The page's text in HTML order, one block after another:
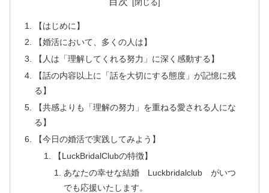
【はじめに】
【婚活において、多くの人は】
【人は「理解してくれる努力」に深く感動する】
【話の内容以上に「話を大切にする態度」が記憶に残
る】
【共感よりも「理解の努力」を重ねる愛される人にな
る】
【今日の婚活で実践してみよう】
【LuckBridalClubの特徴】
あなたの幸せな結婚 Luckbridalclub がいつ
でも応援いたします。